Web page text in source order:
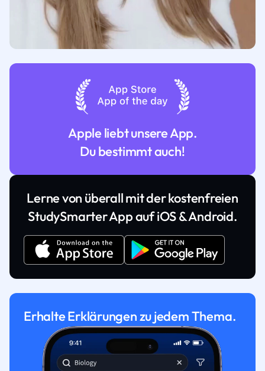
Apple liebt unsere App.
Du bestimmt auch!
Lerne von überall mit der kostenfreien
StudySmarter App auf iOS & Android.
Erhalte Erklärungen zu jedem Thema.